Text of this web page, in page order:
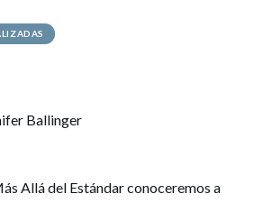
Allá del Estándar conoceremos a